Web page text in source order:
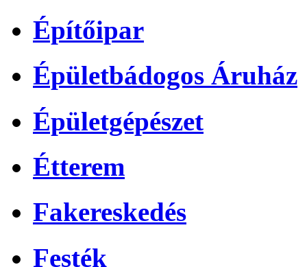
Építőipar
Épületbádogos Áruház
Épületgépészet
Étterem
Fakereskedés
Festék